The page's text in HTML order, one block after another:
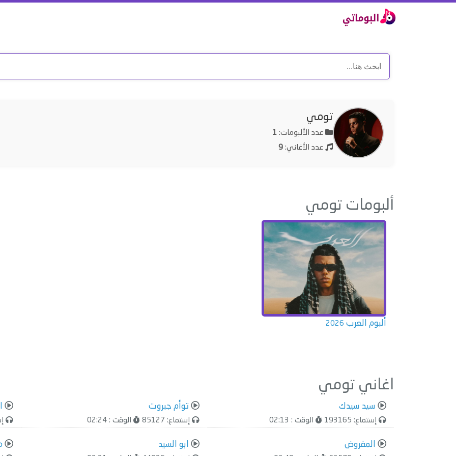
تومي
عدد الألبومات: 1
عدد الأغاني: 9
ألبومات تومي
ألبوم العرب 2026
اغاني تومي
سيد سيدك
إستماع: 193165 الوقت : 02:13
توأم جبروت
إستماع: 85127 الوقت : 02:24
المفروض ابو السيد